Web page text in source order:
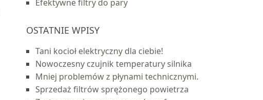
Efektywne filtry do pary
OSTATNIE WPISY
Tani kocioł elektryczny dla ciebie!
Nowoczesny czujnik temperatury silnika
Mniej problemów z płynami technicznymi.
Sprzedaż filtrów sprężonego powietrza